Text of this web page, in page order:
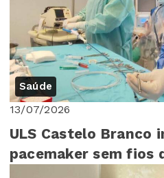
Saúde
13/07/2026
ULS Castelo Branco
pacemaker sem fios